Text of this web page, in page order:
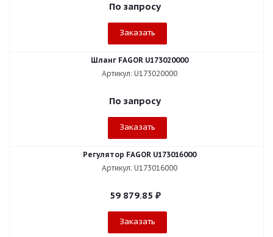
По запросу
Заказать
Шланг FAGOR U173020000
Артикул: U173020000
По запросу
Заказать
Регулятор FAGOR U173016000
Артикул: U173016000
59 879.85 ₽
Заказать